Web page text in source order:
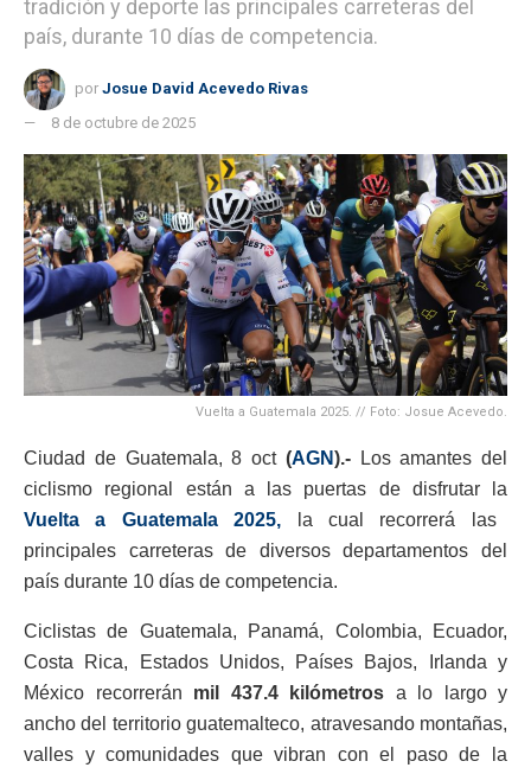
tradición y deporte las principales carreteras del
país, durante 10 días de competencia.
por Josue David Acevedo Rivas
8 de octubre de 2025
Vuelta a Guatemala 2025. // Foto: Josue Acevedo.
Ciudad de Guatemala, 8 oct(AGN).-Los amantes del
ciclismo regional están a las puertas de disfrutar la
Vuelta a Guatemala 2025, la cual recorrerá las
principales carreteras de diversos departamentos del
país durante 10 días de competencia.
Ciclistas de Guatemala, Panamá, Colombia, Ecuador,
Costa Rica, Estados Unidos, Países Bajos, Irlanda y
México recorrerán mil 437.4 kilómetros a lo largo y
ancho del territorio guatemalteco, atravesando montañas,
valles y comunidades que vibran con el paso de la